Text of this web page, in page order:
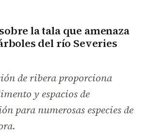
sobre la tala que amenaza
del río Severies
de ribera proporciona
y espacios de
para numerosas especies de